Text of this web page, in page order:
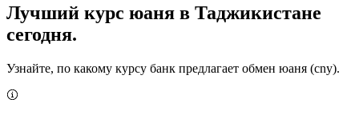
Лучший курс юаня в Таджикистане
сегодня.
Узнайте, по какому курсу банк предлагает обмен юаня (cny).